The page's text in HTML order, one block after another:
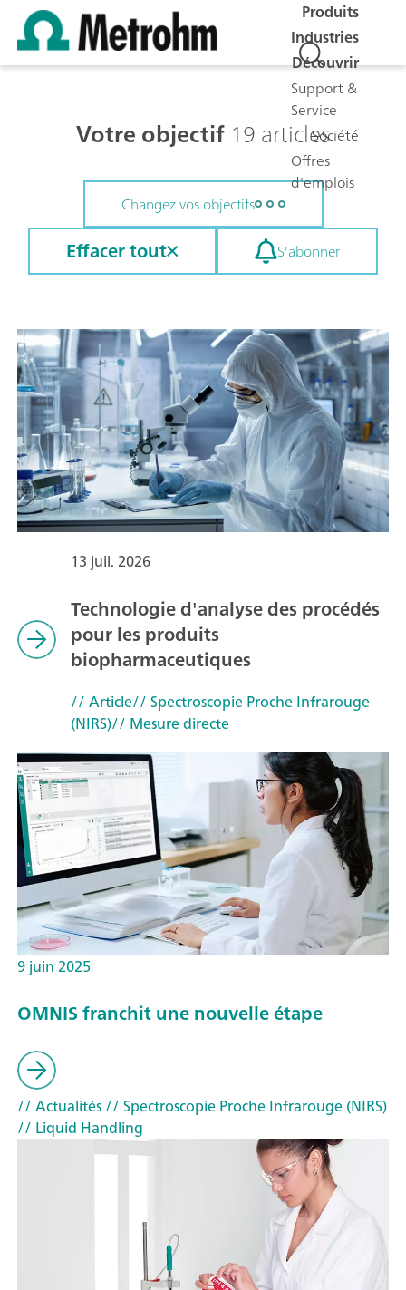
Produits
Industries
Découvrir
Support &
Service
Société
Offres
d'emplois
Votre objectif 19 articles
Changez vos objectifs
Effacer tout S'abonner
13 juil. 2026
Technologie d'analyse des procédés
pour les produits
biopharmaceutiques
// Article// Spectroscopie Proche Infrarouge
(NIRS)// Mesure directe
9 juin 2025
OMNIS franchit une nouvelle étape
// Actualités// Spectroscopie Proche Infrarouge (NIRS)
// Liquid Handling